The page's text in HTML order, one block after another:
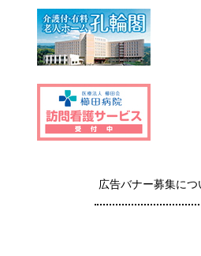
広告バナー募集につ